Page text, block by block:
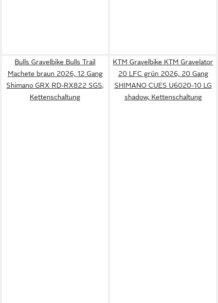
Bulls Gravelbike Bulls Trail
Machete braun 2026, 12 Gang
Shimano GRX RD-RX822 SGS,
Kettenschaltung
KTM Gravelbike KTM Gravelator
20 LFC grün 2026, 20 Gang
SHIMANO CUES U6020-10 LG
shadow, Kettenschaltung